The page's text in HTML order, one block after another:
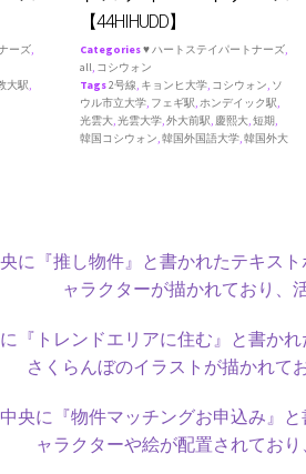
ーズ,
大駅,
【44HIHUDD】
Categories♥ ハートステイパートナーズ,
all, コシウォン
Tags2号線, キョンヒ大学, コシウォン, ソ
ウル市立大学, フェギ駅,ホンデイック駅,
光雲大,光雲大学,外大前駅, 慶熙大,短期,
韓国コシウォン,韓国外国語大学,韓国外大